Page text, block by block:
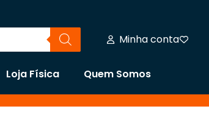
Minha conta
Loja Física Quem Somos